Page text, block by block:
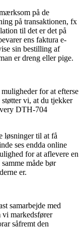
på de
på transaktionen, fx
til det er det på
ens faktura e-
sin bestilling af
er dreng eller pige.
for at efterse
vi, at du tjekker
DTH-704
løsninger til at få
ses endda online
for at aflevere en
måde bør
er.
samarbejde med
vi markedsfører
såfremt den